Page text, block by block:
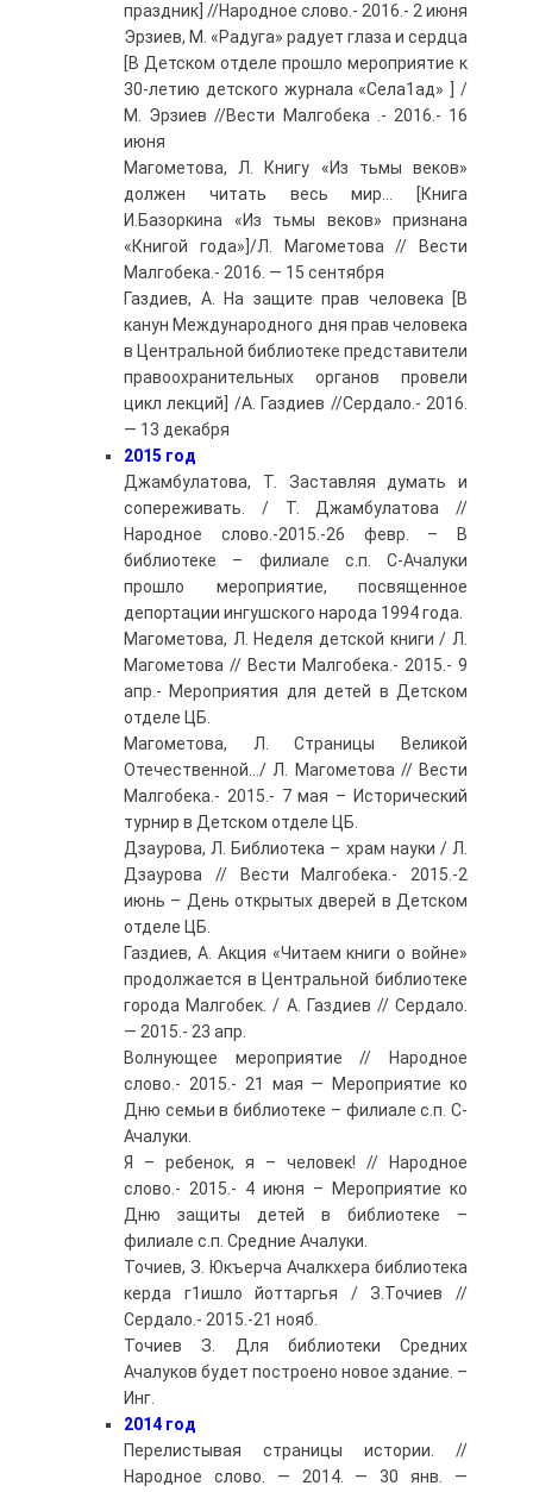
праздник] //Народное слово.- 2016.- 2 июня
Эрзиев, М. «Радуга» радует глаза и сердца
[В Детском отделе прошло мероприятие к
30-летию детского журнала «Села1ад» ] /
М. Эрзиев //Вести Малгобека .- 2016.- 16
июня
Магометова, Л. Книгу «Из тьмы веков»
должен читать весь мир… [Книга
И.Базоркина «Из тьмы веков» признана
«Книгой года»]/Л. Магометова // Вести
Малгобека.- 2016. — 15 сентября
Газдиев, А. На защите прав человека [В
канун Международного дня прав человека
в Центральной библиотеке представители
правоохранительных органов провели
цикл лекций] /А. Газдиев //Сердало.- 2016.
— 13 декабря
2015 год
Джамбулатова, Т. Заставляя думать и
сопереживать. / Т. Джамбулатова //
Народное слово.-2015.-26 февр. – В
библиотеке – филиале с.п. С-Ачалуки
прошло мероприятие, посвященное
депортации ингушского народа 1994 года.
Магометова, Л. Неделя детской книги / Л.
Магометова // Вести Малгобека.- 2015.- 9
апр.- Мероприятия для детей в Детском
отделе ЦБ.
Магометова, Л. Страницы Великой
Отечественной…/ Л. Магометова // Вести
Малгобека.- 2015.- 7 мая – Исторический
турнир в Детском отделе ЦБ.
Дзаурова, Л. Библиотека – храм науки / Л.
Дзаурова // Вести Малгобека.- 2015.-2
июнь – День открытых дверей в Детском
отделе ЦБ.
Газдиев, А. Акция «Читаем книги о войне»
продолжается в Центральной библиотеке
города Малгобек. / А. Газдиев // Сердало.
— 2015.- 23 апр.
Волнующее мероприятие // Народное
слово.- 2015.- 21 мая — Мероприятие ко
Дню семьи в библиотеке – филиале с.п. С-
Ачалуки.
Я – ребенок, я – человек! // Народное
слово.- 2015.- 4 июня – Мероприятие ко
Дню защиты детей в библиотеке –
филиале с.п. Средние Ачалуки.
Точиев, З. Юкъерча Ачалкхера библиотека
керда г1ишло йоттаргья / З.Точиев //
Сердало.- 2015.-21 нояб.
Точиев З. Для библиотеки Средних
Ачалуков будет построено новое здание. –
Инг.
2014 год
Перелистывая страницы истории. //
Народное слово. — 2014. — 30 янв. —